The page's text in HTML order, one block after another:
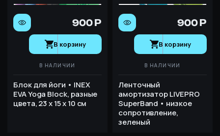
900 Р
В корзину
В НАЛИЧИИ
Блок для йоги • INEX
EVA Yoga Block, разные
цвета, 23 x 15 x 10 см
900 Р
В корзину
В НАЛИЧИИ
Ленточный
амортизатор LIVEPRO
SuperBand • низкое
сопротивление,
зеленый